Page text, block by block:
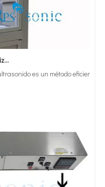
Principio e introducción de la atomización ultrasónica de metales.
es un método eficiente